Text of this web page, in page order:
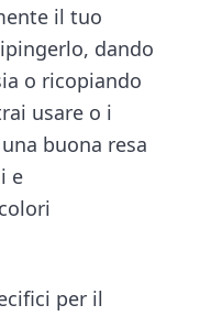
il tuo
dando
o ricopiando
usare o i
buona resa
e
per il